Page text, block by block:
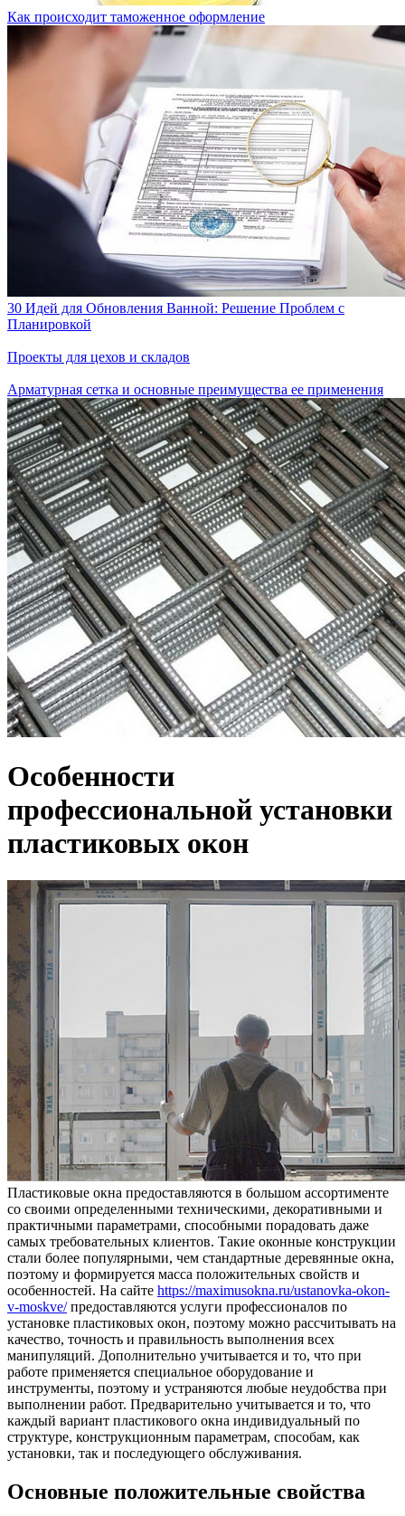
Как происходит таможенное оформление
30 Идей для Обновления Ванной: Решение Проблем с
Планировкой
Проекты для цехов и складов
Арматурная сетка и основные преимущества ее применения
Особенности
профессиональной установки
пластиковых окон
Пластиковые окна предоставляются в большом ассортименте
со своими определенными техническими, декоративными и
практичными параметрами, способными порадовать даже
самых требовательных клиентов. Такие оконные конструкции
стали более популярными, чем стандартные деревянные окна,
поэтому и формируется масса положительных свойств и
особенностей. На сайте https://maximusokna.ru/ustanovka-okon-
v-moskve/предоставляются услуги профессионалов по
установке пластиковых окон, поэтому можно рассчитывать на
качество, точность и правильность выполнения всех
манипуляций. Дополнительно учитывается и то, что при
работе применяется специальное оборудование и
инструменты, поэтому и устраняются любые неудобства при
выполнении работ. Предварительно учитывается и то, что
каждый вариант пластикового окна индивидуальный по
структуре, конструкционным параметрам, способам, как
установки, так и последующего обслуживания.
Основные положительные свойства